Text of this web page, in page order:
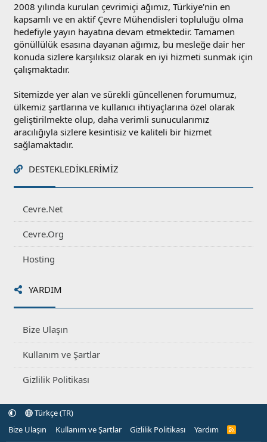
2008 yılında kurulan çevrimiçi ağımız, Türkiye'nin en
kapsamlı ve en aktif Çevre Mühendisleri topluluğu olma
hedefiyle yayın hayatına devam etmektedir. Tamamen
gönüllülük esasına dayanan ağımız, bu mesleğe dair her
konuda sizlere karşılıksız olarak en iyi hizmeti sunmak için
çalışmaktadır.
Sitemizde yer alan ve sürekli güncellenen forumumuz,
ülkemiz şartlarına ve kullanıcı ihtiyaçlarına özel olarak
geliştirilmekte olup, daha verimli sunucularımız
aracılığıyla sizlere kesintisiz ve kaliteli bir hizmet
sağlamaktadır.
DESTEKLEDIKLERIMIZ
Cevre.Net
Cevre.Org
Hosting
YARDIM
Bize Ulaşın
Kullanım ve Şartlar
Gizlilik Politikası
Türkçe (TR)
Bize Ulaşın
Kullanım ve Şartlar Gizlilik Politikası Yardım
R